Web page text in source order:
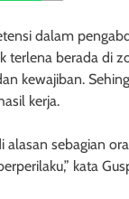
dalam
terlena berada di
kewajiban.
kerja.
sebagian
kata